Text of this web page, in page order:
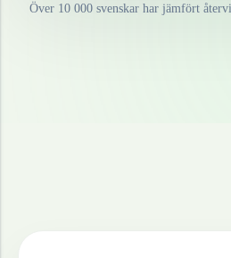
Över 10 000 svenskar har jämfört